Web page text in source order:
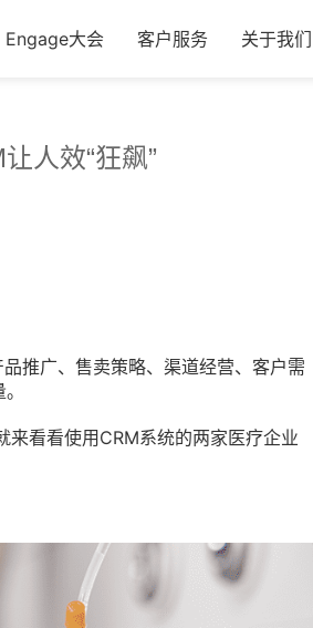
Engage大会 客户服务 关于我们
人效“狂飙”
推广、售卖策略、渠道经营、客户需
看看使用CRM系统的两家医疗企业